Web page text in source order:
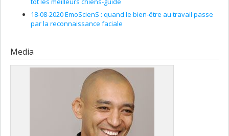
18-08-2020 EmoScienS : quand le bien-être au travail passe
par la reconnaissance faciale
Media